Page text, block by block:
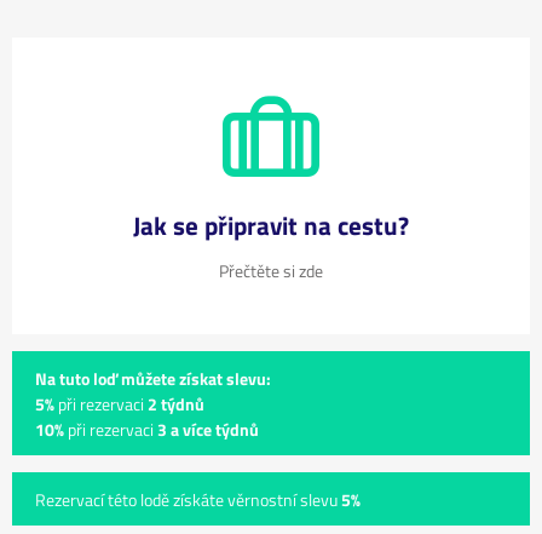
Jak se připravit na cestu?
Přečtěte si zde
Na tuto loď můžete získat slevu:
5%při rezervaci 2 týdnů
10%při rezervaci3 a více týdnů
Rezervací této lodě získáte věrnostní slevu5%